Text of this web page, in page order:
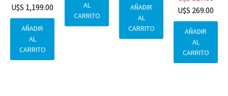
U$S 1,199.00
AÑADIR
AL
CARRITO
AL
CARRITO
AÑADIR
AL
CARRITO
U$S 269.00
AÑADIR
AL
CARRITO